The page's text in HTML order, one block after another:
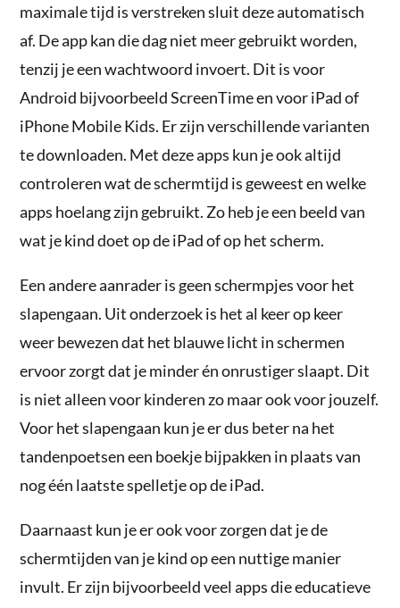
maximale tijd is verstreken sluit deze automatisch
af. De app kan die dag niet meer gebruikt worden,
tenzij je een wachtwoord invoert. Dit is voor
Android bijvoorbeeld ScreenTime en voor iPad of
iPhone Mobile Kids. Er zijn verschillende varianten
te downloaden. Met deze apps kun je ook altijd
controleren wat de schermtijd is geweest en welke
apps hoelang zijn gebruikt. Zo heb je een beeld van
wat je kind doet op de iPad of op het scherm.
Een andere aanrader is geen schermpjes voor het
slapengaan. Uit onderzoek is het al keer op keer
weer bewezen dat het blauwe licht in schermen
ervoor zorgt dat je minder én onrustiger slaapt. Dit
is niet alleen voor kinderen zo maar ook voor jouzelf.
Voor het slapengaan kun je er dus beter na het
tandenpoetsen een boekje bijpakken in plaats van
nog één laatste spelletje op de iPad.
Daarnaast kun je er ook voor zorgen dat je de
schermtijden van je kind op een nuttige manier
invult. Er zijn bijvoorbeeld veel apps die educatieve